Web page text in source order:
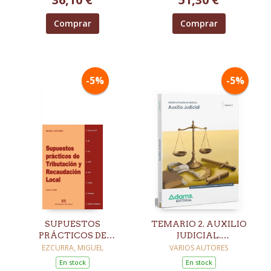
Comprar Comprar
-5%
SUPUESTOS
PRÁCTICOS DE
TRIBUTACIÓN Y
RECAUDACIÓN
EZCURRA, MIGUEL
En stock
-5%
TEMARIO 2. AUXILIO
JUDICIAL.
ADMINISTRACIÓN DE
JUSTICIA
VARIOS AUTORES
En stock